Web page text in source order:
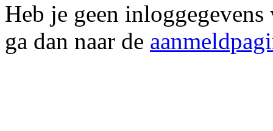
Heb je geen
ga dan naar de